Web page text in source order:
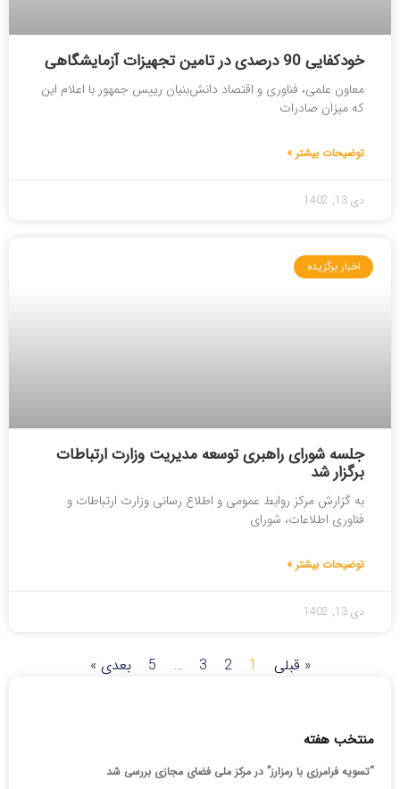
خودکفایی 90 درصدی در تامین تجهیزات آزمایشگاهی
معاون علمی، فناوری و اقتصاد دانش‌بنیان رییس جمهور با اعلام این
که میزان صادرات
توضیحات بیشتر »
دی 13, 1402
اخبار برگزیده
جلسه شورای راهبری توسعه مدیریت وزارت ارتباطات
برگزار شد
به گزارش مرکز روابط عمومی و اطلاع رسانی وزارت ارتباطات و
فناوری اطلاعات، شورای
توضیحات بیشتر »
دی 13, 1402
« قبلی 1
2
3
…
5 بعدی »
منتخب هفته
“تسویه فرامرزی با رمزارز” در مرکز ملی فضای مجازی بررسی شد